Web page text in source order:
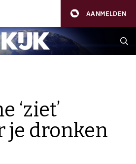
AANMELDEN
‘ziet’
je dronken